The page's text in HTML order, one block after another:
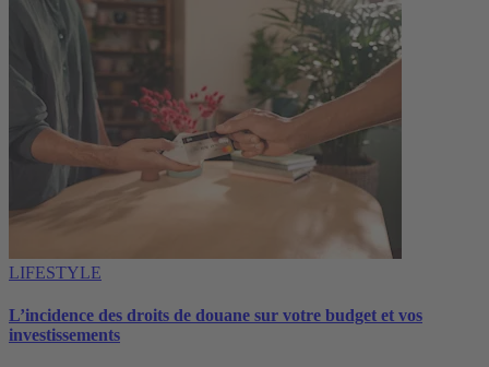
LIFESTYLE
L’incidence des droits de douane sur votre budget et vos
investissements